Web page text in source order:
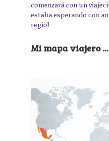
comenzará con un
estaba esperando con
regio!
Mi mapa viajero